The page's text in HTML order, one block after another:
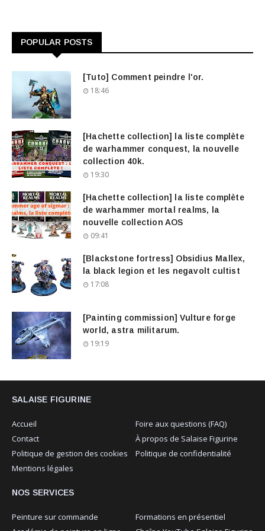
POPULAR POSTS
[Tuto] Comment peindre l'or.
18:46
[Hachette collection] la liste complète
de warhammer conquest, la nouvelle
collection 40k.
19:30
[Hachette collection] la liste complète
de warhammer mortal realms, la
nouvelle collection AOS
09:41
[Blackstone fortress] Obsidius Mallex,
la black legion et les negavolt cultist
17:08
[Painting commission] Vulture forge
world, astra militarum.
19:19
SALAISE FIGURINE
Accueil
Foire aux questions (FAQ)
Contact
À propos de Salaise Figurine
Politique de gestion des cookies
Politique de confidentialité
Mentions légales
NOS SERVICES
Peinture sur commande
Formations en présentiel